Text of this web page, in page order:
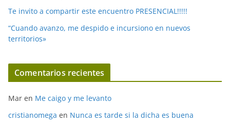
Te invito a compartir este encuentro PRESENCIAL!!!!!
“Cuando avanzo, me despido e incursiono en nuevos
territorios»
Comentarios recientes
Mar en Me caigo y me levanto
cristianomega en Nunca es tarde si la dicha es buena